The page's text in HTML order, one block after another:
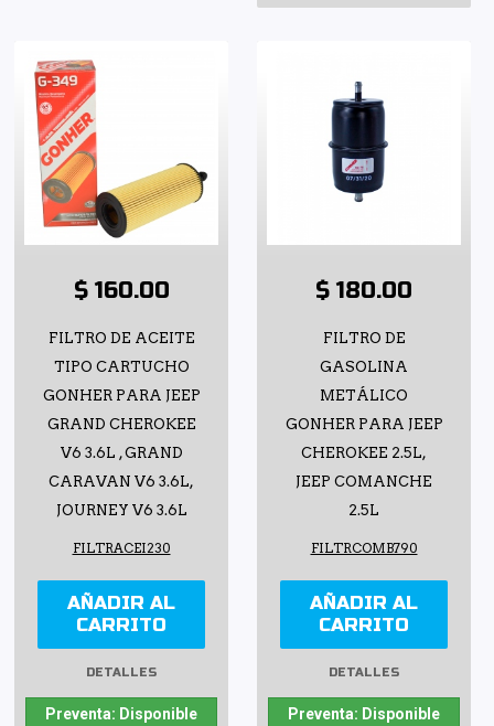
$ 160.00
FILTRO DE ACEITE
TIPO CARTUCHO
GONHER PARA JEEP
GRAND CHEROKEE
V6 3.6L , GRAND
CARAVAN V6 3.6L,
JOURNEY V6 3.6L
FILTRACEI230
AÑADIR AL
CARRITO
DETALLES
Preventa: Disponible
$ 180.00
FILTRO DE
GASOLINA
METÁLICO
GONHER PARA JEEP
CHEROKEE 2.5L,
JEEP COMANCHE
2.5L
FILTRCOMB790
AÑADIR AL
CARRITO
DETALLES
Preventa: Disponible